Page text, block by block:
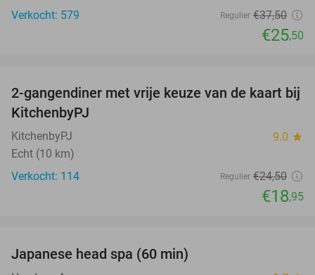
Verkocht: 579
Regulier €37,50
€25,50
23%
2-gangendiner met vrije keuze van de kaart bij
KitchenbyPJ
KitchenbyPJ 9.0 star
Echt (10 km)
Verkocht: 114
Regulier €24,50
€18,95
Japanese head spa (60 min)